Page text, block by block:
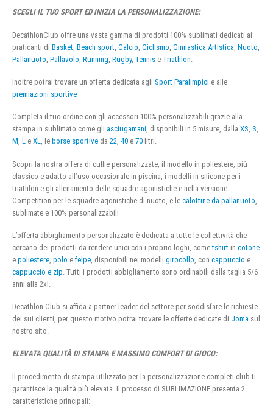
SCEGLI IL TUO SPORT ED INIZIA LA PERSONALIZZAZIONE:
DecathlonClub offre una vasta gamma di prodotti 100% sublimati dedicati ai
praticanti di Basket Beach sport Calcio Ciclismo Ginnastica Artistica Nuoto
Pallanuoto Pallavolo Running Rugby, Tennis e Triathlon
Inoltre potrai trovare un offerta dedicata agli Sport Paralimpici e alle
premiazioni sportive
Completa il tuo ordine con gli accessori 100% personalizzabili grazie alla
stampa in sublimato come gli asciugamani, disponibili in 5 misure, dalla XS, S,
M, L e XL, le borse sportive da 22, 40 e 70 litri.
Scopri la nostra offera di cuffie personalizzate, il modello in poliestere, più
classico e adatto all’uso occasionale in piscina, i modelli in silicone per i
triathlon e gli allenamento delle squadre agonistiche e nella versione
Competition per le squadre agonistiche di nuoto, e le calottine da pallanuoto
sublimate e 100% personalizzabili
L’offerta abbigliamento personalizzato è dedicata a tutte le collettività che
cercano dei prodotti da rendere unici con i proprio loghi, cometshirt in cotone
e poliestere polo e felpe , disponibili nei modelli girocollo , con cappuccio e
cappuccio e zip . Tutti i prodotti abbigliamento sono ordinabili dalla taglia 5/6
anni alla 2xl.
Decathlon Club si affida a partner leader del settore per soddisfare le richieste
dei sui clienti, per questo motivo potrai trovare le offerte dedicate di Joma sul
nostro sito.
ELEVATA QUALITÀ DI STAMPA E MASSIMO COMFORT DI GIOCO:
Il procedimento di stampa utilizzato per la personalizzazione completi club ti
garantisce la qualità più elevata. Il processo di SUBLIMAZIONE presenta 2
caratteristiche principali: